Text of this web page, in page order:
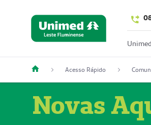
Acesso Rápido
Novas